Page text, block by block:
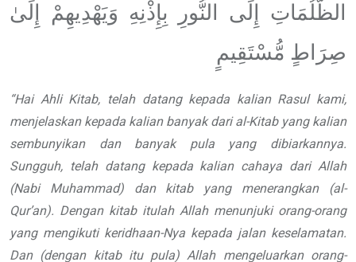
الظُّلُمَاتِ إِلَى النُّورِ بِإِذْنِهِ وَيَهْدِيهِمْ إِلَىٰ
صِرَاطٍ مُّسْتَقِيمٍ
“Hai Ahli Kitab, telah datang kepada kalian Rasul kami,
menjelaskan kepada kalian banyak dari al-Kitab yang kalian
sembunyikan dan banyak
pula yang dibiarkannya.
Sungguh, telah datang kepada kalian cahaya dari Allah
(Nabi Muhammad) dan kitab yang
menerangkan (al-
Qur’an). Dengan kitab itulah Allah menunjuki orang-orang
yang mengikuti keridhaan-Nya kepada jalan keselamatan.
Dan (dengan kitab itu pula) Allah mengeluarkan orang-